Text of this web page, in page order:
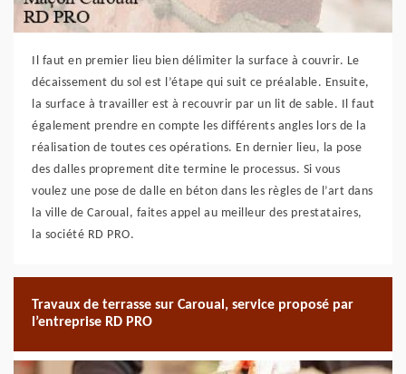
Il faut en premier lieu bien délimiter la surface à couvrir. Le
décaissement du sol est l’étape qui suit ce préalable. Ensuite,
la surface à travailler est à recouvrir par un lit de sable. Il faut
également prendre en compte les différents angles lors de la
réalisation de toutes ces opérations. En dernier lieu, la pose
des dalles proprement dite termine le processus. Si vous
voulez une pose de dalle en béton dans les règles de l’art dans
la ville de Caroual, faites appel au meilleur des prestataires,
la société RD PRO.
Travaux de terrasse sur Caroual, service proposé par
l’entreprise RD PRO